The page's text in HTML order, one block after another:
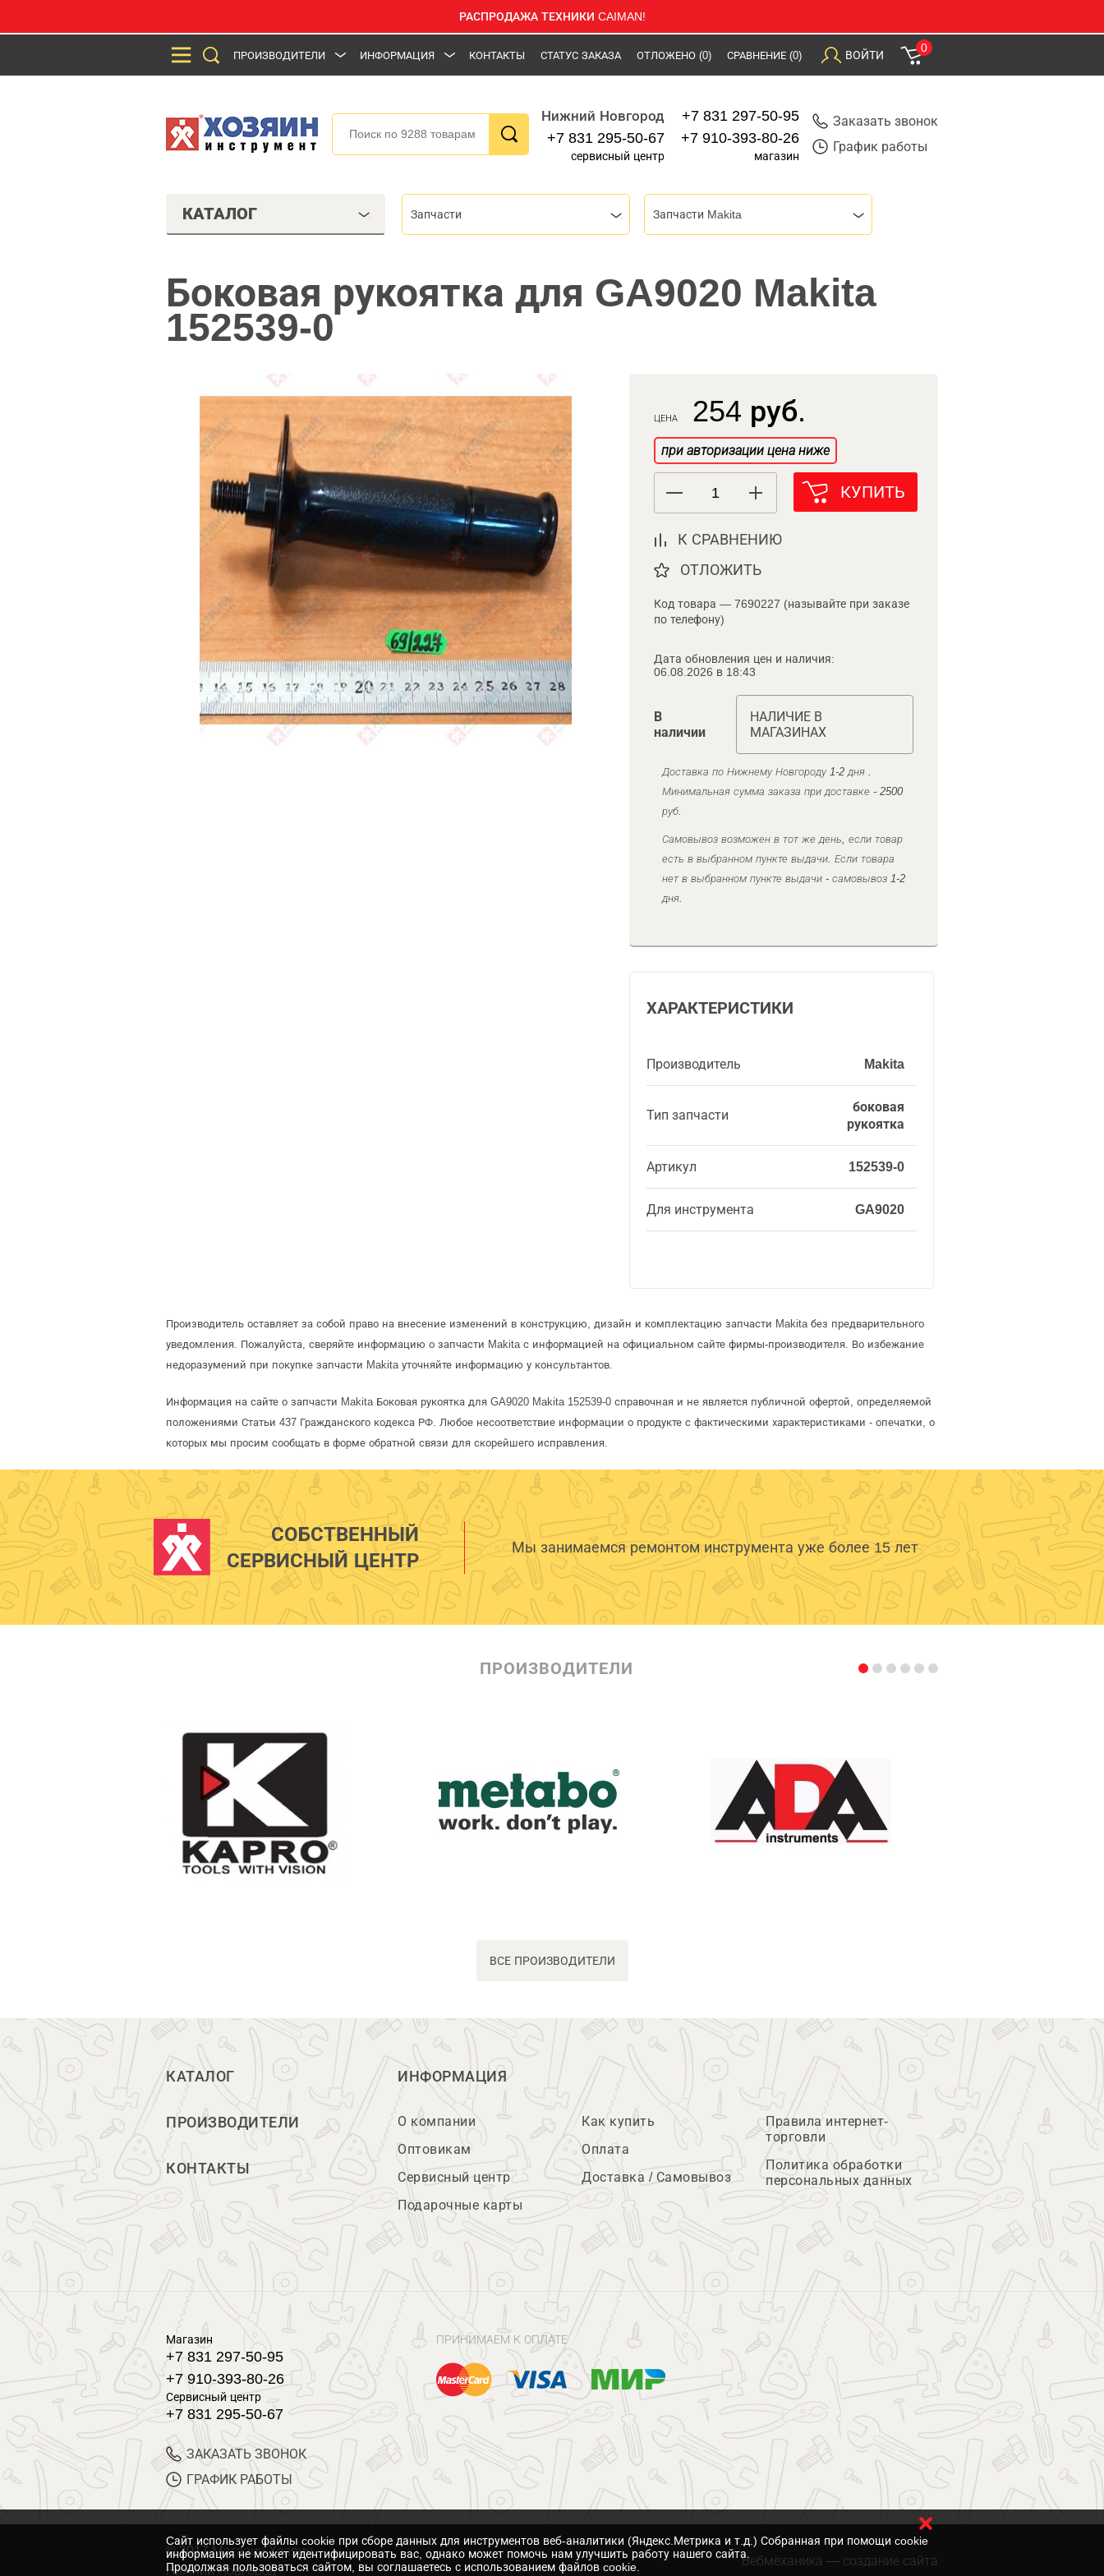
РАСПРОДАЖА ТЕХНИКИ CAIMAN!
ПРОИЗВОДИТЕЛИ ИНФОРМАЦИЯ КОНТАКТЫ СТАТУС ЗАКАЗА ОТЛОЖЕНО (0) СРАВНЕНИЕ (0) ВОЙТИ
0
Нижний Новгород
+7 831 295-50-67
сервисный центр
+7 831 297-50-95
+7 910-393-80-26
магазин
Заказать звонок
График работы
КАТАЛОГ Запчасти Запчасти Makita
Боковая рукоятка для GA9020 Makita
152539-0
ЦЕНА 254 руб.
при авторизации цена ниже
КУПИТЬ
К СРАВНЕНИЮ
ОТЛОЖИТЬ
Код товара — 7690227 (называйте при заказе
по телефону)
Дата обновления цен и наличия:
06.08.2026 в 18:43
В
наличии
НАЛИЧИЕ В
МАГАЗИНАХ
Доставка по Нижнему Новгороду 1-2 дня .
Минимальная сумма заказа при доставке - 2500
руб.
Самовывоз возможен в тот же день, если товар
есть в выбранном пункте выдачи. Если товара
нет в выбранном пункте выдачи - самовывоз 1-2
дня.
ХАРАКТЕРИСТИКИ
Производитель Makita
Тип запчасти
боковая
рукоятка
Артикул 152539-0
Для инструмента GA9020
Производитель оставляет за собой право на внесение изменений в конструкцию, дизайн и комплектацию запчасти Makita без предварительного
уведомления. Пожалуйста, сверяйте информацию о запчасти Makita с информацией на официальном сайте фирмы-производителя. Во избежание
недоразумений при покупке запчасти Makita уточняйте информацию у консультантов.
Информация на сайте о запчасти Makita Боковая рукоятка для GA9020 Makita 152539-0 справочная и не является публичной офертой, определяемой
положениями Статьи 437 Гражданского кодекса РФ. Любое несоответствие информации о продукте с фактическими характеристиками - опечатки, о
которых мы просим сообщать в форме обратной связи для скорейшего исправления.
СОБСТВЕННЫЙ
СЕРВИСНЫЙ ЦЕНТР
Мы занимаемся ремонтом инструмента уже более 15 лет
ПРОИЗВОДИТЕЛИ
ВСЕ ПРОИЗВОДИТЕЛИ
КАТАЛОГ
ПРОИЗВОДИТЕЛИ
КОНТАКТЫ
ИНФОРМАЦИЯ
О компании
Оптовикам
Сервисный центр
Подарочные карты
Как купить
Оплата
Доставка / Самовывоз
Правила интернет-
торговли
Политика обработки
персональных данных
Магазин
+7 831 297-50-95
+7 910-393-80-26
Сервисный центр
+7 831 295-50-67
ЗАКАЗАТЬ ЗВОНОК
ГРАФИК РАБОТЫ
ПРИНИМАЕМ К ОПЛАТЕ
© 2017 Магазин Хозяин
Нижний Новгород
Вебмеханика — создание сайта
Cайт использует файлы cookie при сборе данных для инструментов веб-аналитики (Яндекс.Метрика и т.д.) Собранная при помощи cookie
информация не может идентифицировать вас, однако может помочь нам улучшить работу нашего сайта.
Продолжая пользоваться сайтом, вы соглашаетесь с использованием файлов cookie.